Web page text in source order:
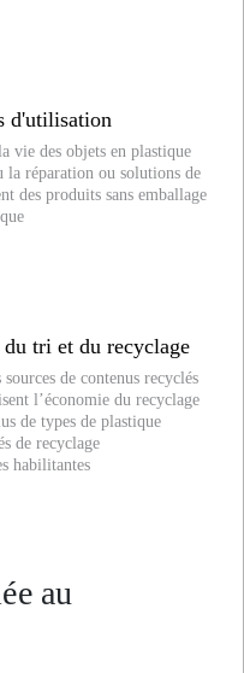
d'utilisation
vie des objets en plastique
la réparation ou solutions de
des produits sans emballage
tri et du recyclage
de contenus recyclés
l’économie du recyclage
de types de plastique
de recyclage
habilitantes
au